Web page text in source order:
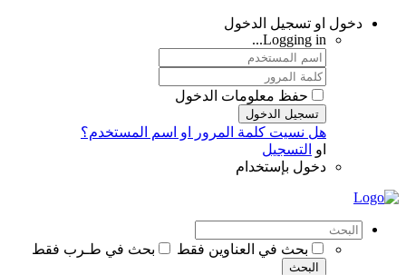
دخول او تسجيل الدخول
Logging in...
حفظ معلومات الدخول
تسجيل الدخول
هل نسيت كلمة المرور او اسم المستخدم؟
او التسجيل
دخول بإستخدام
بحث في العناوين فقط بحث في طـرب فقط
البحث